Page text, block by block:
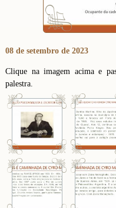
08 de setembro de 2023
Clique na imagem acima e
palestra.